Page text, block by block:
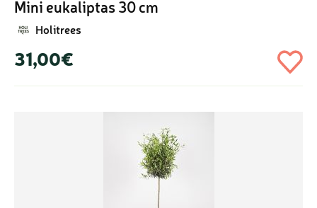
Mini eukaliptas 30 cm
Holitrees
31,00€